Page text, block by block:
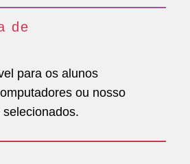
de
para os alunos
ou nosso